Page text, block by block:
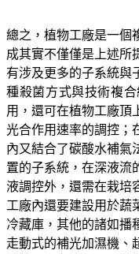
總之，植物工廠是一個
成其實不僅僅是上述所
有涉及更多的子系統與
種殺菌方式與技術複
用，還可在植物工廠頂
光合作用速率的調控；
內又結合了碳酸水補氣
置的子系統，在深液流
液調控外，還需在栽培
工廠內還要建設用於蔬
冷藏庫，其他的諸如播
走動式的補光加濕機、